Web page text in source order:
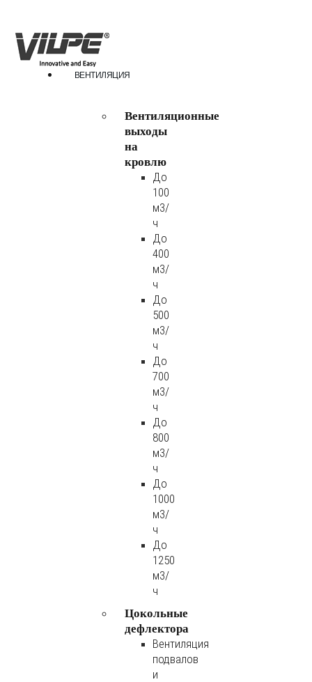
ВЕНТИЛЯЦИЯ
Вентиляционные
выходы
на
кровлю
До
100
м3/
ч
До
400
м3/
ч
До
500
м3/
ч
До
700
м3/
ч
До
800
м3/
ч
До
1000
м3/
ч
До
1250
м3/
ч
Цокольные
дефлектора
Вентиляция
подвалов
и